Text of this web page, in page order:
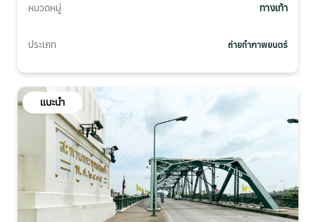
หมวดหมู่ ทางเท้า
ประเภท ถ่ายทำภาพยนตร์
แนะนำ